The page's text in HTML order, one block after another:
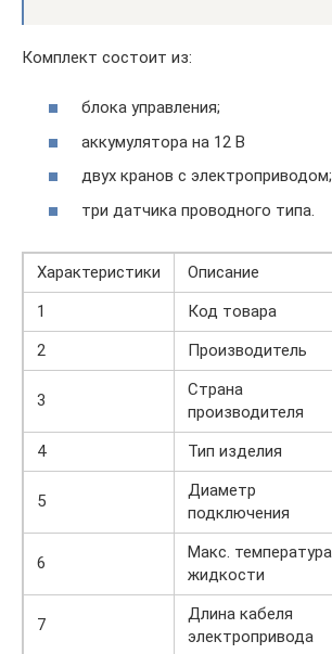
Комплект состоит из:
блока управления;
аккумулятора на 12 В
двух кранов с электроприводом;
три датчика проводного типа.
Характеристики
Описание
1
Код товара
2
Производитель
3
Страна
производителя
4 Тип изделия
5
Диаметр
подключения
6
Макс. температура
жидкости
7
Длина кабеля
электропривода